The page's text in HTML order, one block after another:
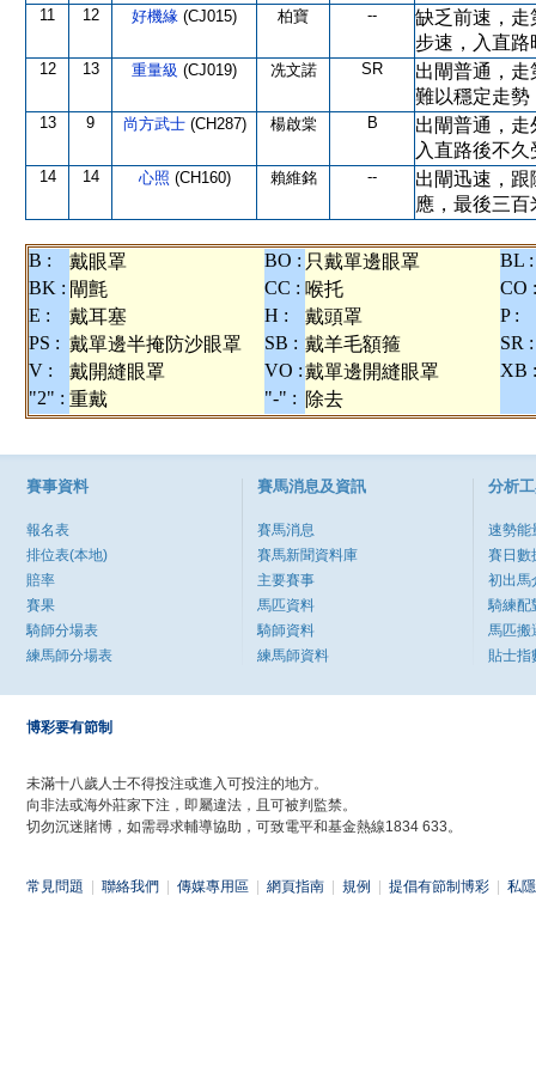
11 12 好機緣 (CJ015) 柏寶 --
缺乏前速，走
步速，入直路
12 13 重量級 (CJ019) 冼文諾 SR
出閘普通，
難以穩定走勢
13 9 尚方武士 (CH287) 楊啟棠 B
出閘普通，
入直路後不
14 14 心照 (CH160) 賴維銘 --
出閘迅速，
應，最後三百
B : 戴眼罩 BO : 只戴單邊眼罩
BL :
BK : 閘氈 CC : 喉托
CO :
E :
戴耳塞 H : 戴頭罩
P :
PS : 戴單邊半掩防沙眼罩 SB : 戴羊毛額箍
SR :
V :
戴開縫眼罩 VO :戴單邊開縫眼罩
XB :
"2" : 重戴 "-" : 除去
賽事資料
報名表
排位表(本地)
賠率
賽果
騎師分場表
練馬師分場表
賽馬消息及資訊
賽馬消息
賽馬新聞資料庫
主要賽事
馬匹資料
騎師資料
練馬師資料
分析
速勢能
賽日數
初出馬
騎練配
馬匹搬
貼士指
博彩要有節制
未滿十八歲人士不得投注或進入可投注的地方。
向非法或海外莊家下注，即屬違法，且可被判監禁。
切勿沉迷賭博，如需尋求輔導協助，可致電平和基金熱線1834 633。
常見問題 聯絡我們 傳媒專用區 網頁指南 規例 提倡有節制博彩 私